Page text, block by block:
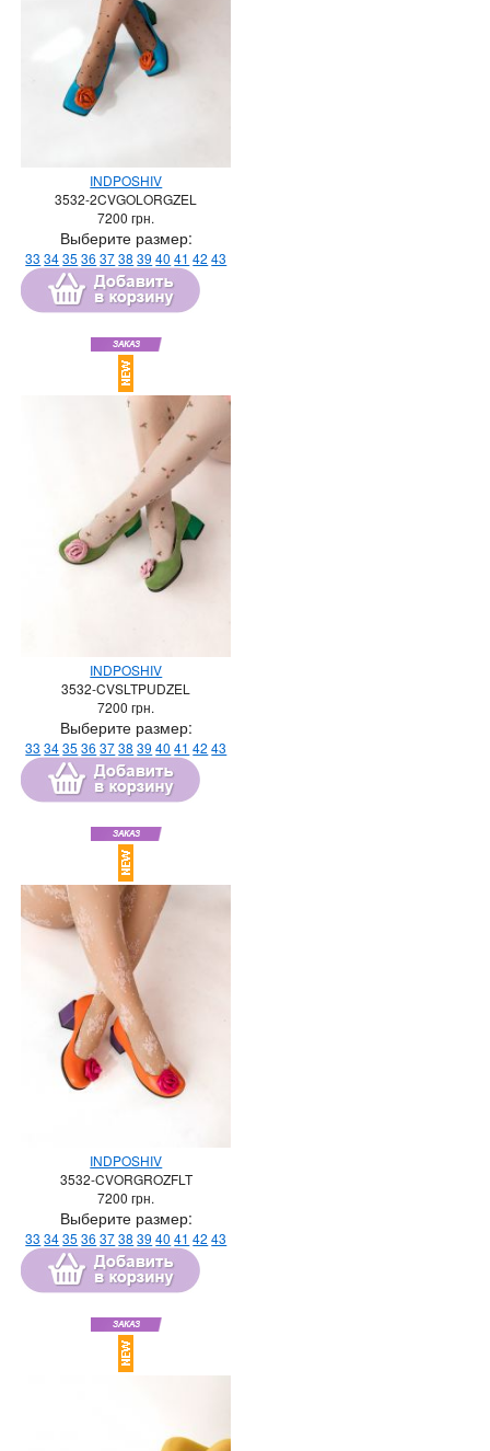
INDPOSHIV
3532-2CVGOLORGZEL
7200 грн.
Выберите размер:
33 3435 36 3738 39 40 41 42 43
INDPOSHIV
3532-CVSLTPUDZEL
7200 грн.
Выберите размер:
33 3435 36 3738 39 40 41 42 43
INDPOSHIV
3532-CVORGROZFLT
7200 грн.
Выберите размер:
33 3435 36 3738 39 40 41 42 43